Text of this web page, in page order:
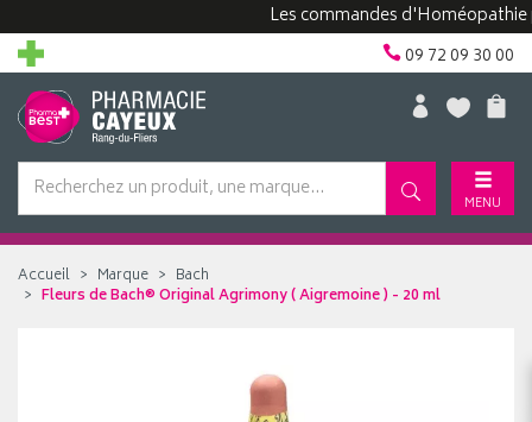
Les commandes d'Homéopathie
09 72 09 30 00
MENU
Accueil Marque
Bach
Fleurs de Bach® Original Agrimony ( Aigremoine ) - 20 ml